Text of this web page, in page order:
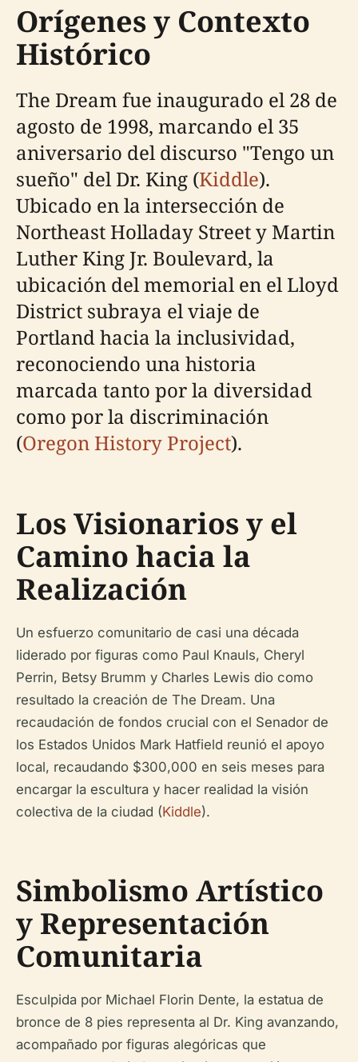
Orígenes y Contexto
Histórico
The Dream fue inaugurado el 28 de
agosto de 1998, marcando el 35
aniversario del discurso "Tengo un
sueño" del Dr. King (Kiddle).
Ubicado en la intersección de
Northeast Holladay Street y Martin
Luther King Jr. Boulevard, la
ubicación del memorial en el Lloyd
District subraya el viaje de
Portland hacia la inclusividad,
reconociendo una historia
marcada tanto por la diversidad
como por la discriminación
(Oregon History Project).
Los Visionarios y el
Camino hacia la
Realización
Un esfuerzo comunitario de casi una década
liderado por figuras como Paul Knauls, Cheryl
Perrin, Betsy Brumm y Charles Lewis dio como
resultado la creación de The Dream. Una
recaudación de fondos crucial con el Senador de
los Estados Unidos Mark Hatfield reunió el apoyo
local, recaudando $300,000 en seis meses para
encargar la escultura y hacer realidad la visión
colectiva de la ciudad (Kiddle).
Simbolismo Artístico
y Representación
Comunitaria
Esculpida por Michael Florin Dente, la estatua de
bronce de 8 pies representa al Dr. King avanzando,
acompañado por figuras alegóricas que